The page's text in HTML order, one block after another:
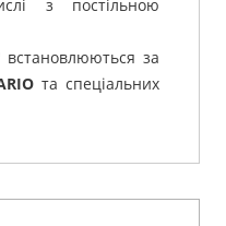
з постільною
встановлюються за
та спеціальних